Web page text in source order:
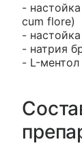
- настойка
cum flore)
- настойка
- натрия
- L-